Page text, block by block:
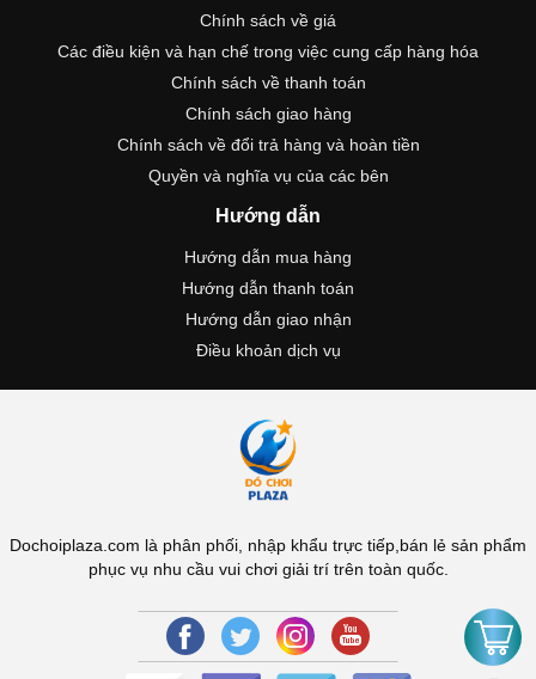
Chính sách về giá
Các điều kiện và hạn chế trong việc cung cấp hàng hóa
Chính sách về thanh toán
Chính sách giao hàng
Chính sách về đổi trả hàng và hoàn tiền
Quyền và nghĩa vụ của các bên
Hướng dẫn
Hướng dẫn mua hàng
Hướng dẫn thanh toán
Hướng dẫn giao nhận
Điều khoản dịch vụ
Dochoiplaza.com là phân phối, nhập khẩu trực tiếp,bán lẻ sản phẩm
phục vụ nhu cầu vui chơi giải trí trên toàn quốc.